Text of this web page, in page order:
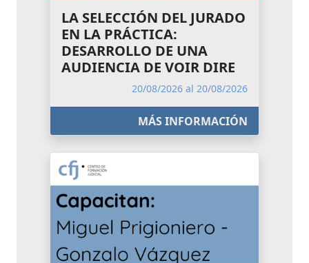
LA SELECCIÓN DEL JURADO
EN LA PRÁCTICA:
DESARROLLO DE UNA
AUDIENCIA DE VOIR DIRE
20/08/2026 al 20/08/2026
MÁS INFORMACIÓN